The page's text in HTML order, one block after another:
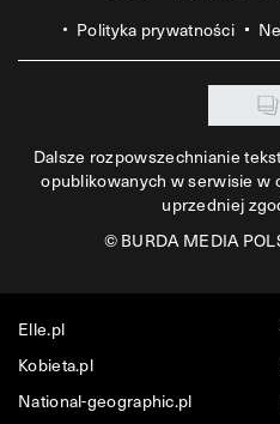
Polityka prywatności
Dalsze rozpowszechnianie
opublikowanych w serwisie w
uprzedniej
©BURDA MEDIA
Elle.pl
Kobieta.pl
National-geographic.pl